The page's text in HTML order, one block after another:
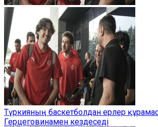
Түркияның баскетболдан ерлер
Герцеговинамен кездеседі